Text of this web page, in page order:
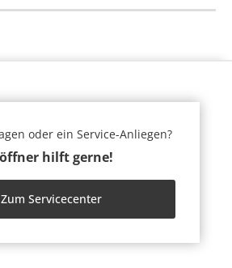
oder ein Service-Anliegen?
hilft gerne!
Zum Servicecenter